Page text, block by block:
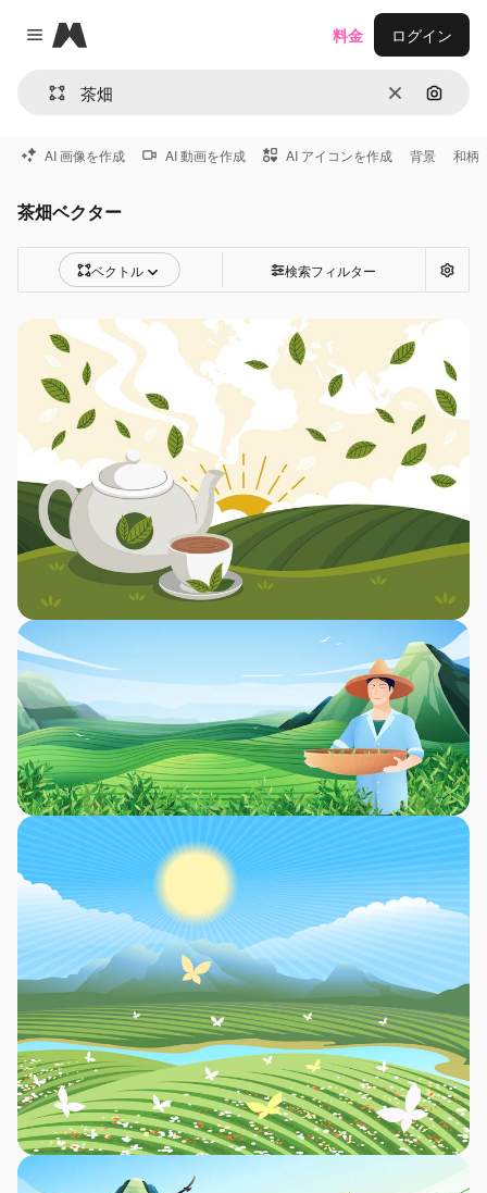
Close menu
Magnific
消去 画像で
料金 ログイン
AI 画像を作成 AI 動画を作成 AI アイコンを作成 背景 和柄
茶畑ベクター
ベクトル 検索フィルター